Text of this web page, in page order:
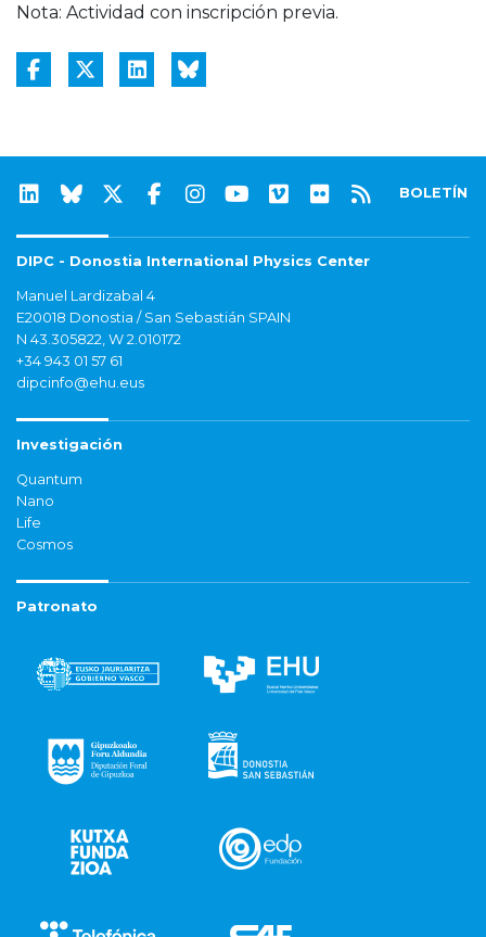
Nota: Actividad con inscripción previa.
BOLETÍN
DIPC - Donostia International Physics Center
Manuel Lardizabal 4
E20018 Donostia / San Sebastián SPAIN
N 43.305822, W 2.010172
+34 943 01 57 61
dipcinfo@ehu.eus
Investigación
Quantum
Nano
Life
Cosmos
Patronato